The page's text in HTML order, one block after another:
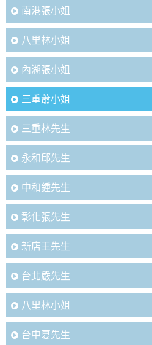
南港張小姐
八里林小姐
內湖張小姐
三重蕭小姐
三重林先生
永和邱先生
中和鍾先生
彰化張先生
新店王先生
台北嚴先生
八里林小姐
台中夏先生